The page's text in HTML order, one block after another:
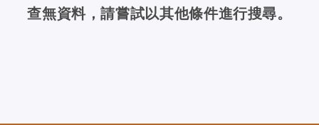
查無資料，請嘗試以其他條件進行搜尋。